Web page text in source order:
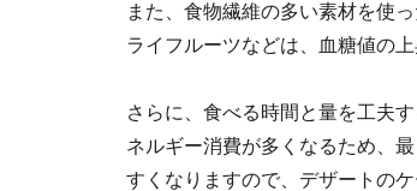
また、食物繊維の多い素材を使
ライフルーツなどは、血糖値の
さらに、食べる時間と量を工夫
ネルギー消費が多くなるため、
すくなりますので、デザートの